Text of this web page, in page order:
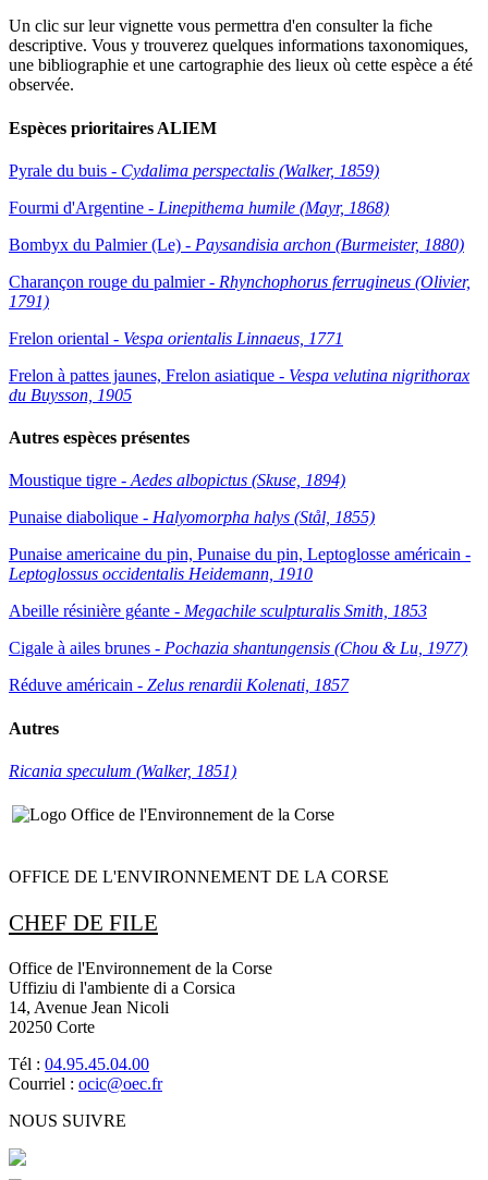
Un clic sur leur vignette vous permettra d'en consulter la fiche
descriptive. Vous y trouverez quelques informations taxonomiques,
une bibliographie et une cartographie des lieux où cette espèce a été
observée.
Espèces prioritaires ALIEM
Pyrale du buis - Cydalima perspectalis (Walker, 1859)
Fourmi d'Argentine - Linepithema humile (Mayr, 1868)
Bombyx du Palmier (Le) - Paysandisia archon (Burmeister, 1880)
Charançon rouge du palmier - Rhynchophorus ferrugineus (Olivier,
1791)
Frelon oriental - Vespa orientalis Linnaeus, 1771
Frelon à pattes jaunes, Frelon asiatique - Vespa velutina nigrithorax
du Buysson, 1905
Autres espèces présentes
Moustique tigre - Aedes albopictus (Skuse, 1894)
Punaise diabolique - Halyomorpha halys (Stål, 1855)
Punaise americaine du pin, Punaise du pin, Leptoglosse américain -
Leptoglossus occidentalis Heidemann, 1910
Abeille résinière géante - Megachile sculpturalis Smith, 1853
Cigale à ailes brunes - Pochazia shantungensis (Chou & Lu, 1977)
Réduve américain - Zelus renardii Kolenati, 1857
Autres
Ricania speculum (Walker, 1851)
OFFICE DE L'ENVIRONNEMENT DE LA CORSE
CHEF DE FILE
Office de l'Environnement de la Corse
Uffiziu di l'ambiente di a Corsica
14, Avenue Jean Nicoli
20250 Corte
Tél : 04.95.45.04.00
Courriel : ocic@oec.fr
NOUS SUIVRE